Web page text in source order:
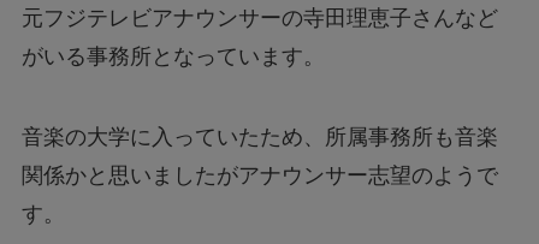
元フジテレビアナウンサーの寺田理恵子さんなど
がいる事務所となっています。
音楽の大学に入っていたため、所属事務所も音楽
関係かと思いましたがアナウンサー志望のようで
す。